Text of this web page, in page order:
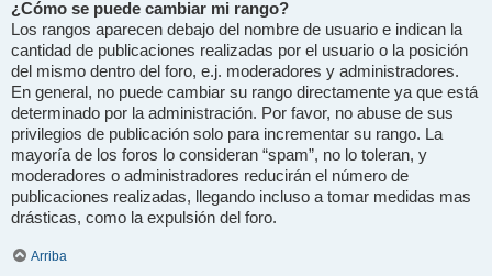
¿Cómo se puede cambiar mi rango?
Los rangos aparecen debajo del nombre de usuario e indican la
cantidad de publicaciones realizadas por el usuario o la posición
del mismo dentro del foro, e.j. moderadores y administradores.
En general, no puede cambiar su rango directamente ya que está
determinado por la administración. Por favor, no abuse de sus
privilegios de publicación solo para incrementar su rango. La
mayoría de los foros lo consideran “spam”, no lo toleran, y
moderadores o administradores reducirán el número de
publicaciones realizadas, llegando incluso a tomar medidas mas
drásticas, como la expulsión del foro.
Arriba